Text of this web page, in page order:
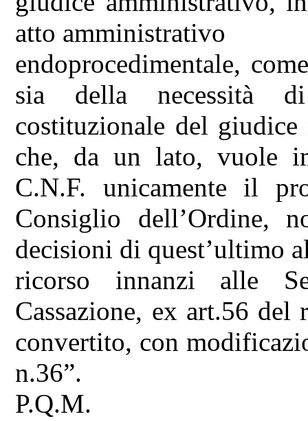
atto amministrativo
endoprocedimentale,
sia della necessità
costituzionale del
che, da un lato, vuole
C.N.F. unicamente il
Consiglio dell’Ordine,
decisioni di quest’ultimo
ricorso innanzi alle
Cassazione, ex art.56
convertito, con
n.36”.
P.Q.M.